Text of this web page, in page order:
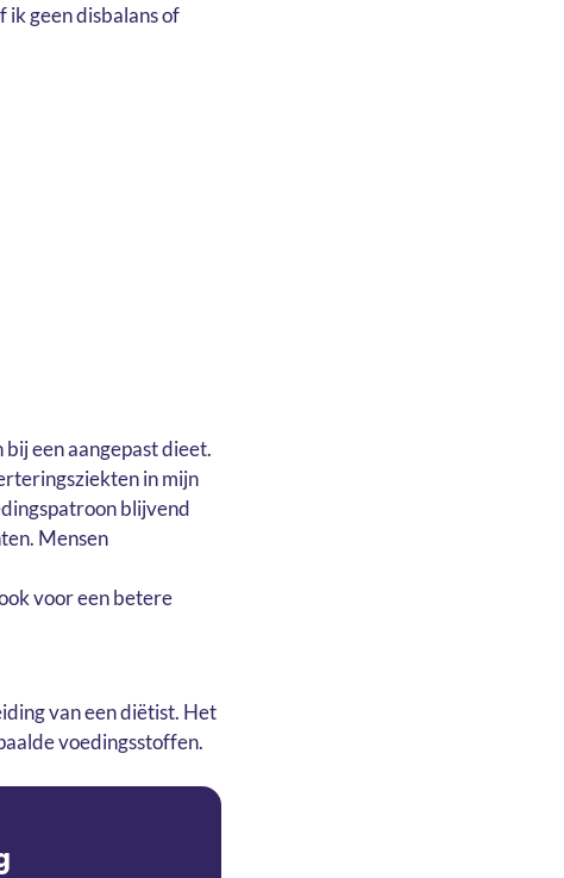
ik geen disbalans of
een aangepast dieet.
in mijn
blijvend
Mensen
voor een betere
van een diëtist. Het
voedingsstoffen.